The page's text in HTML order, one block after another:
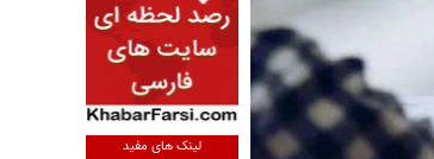
لینک های مفید